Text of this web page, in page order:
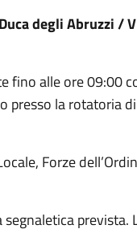
degli Abruzzi /
fino alle ore 09:00
presso la rotatoria
Forze
prevista.